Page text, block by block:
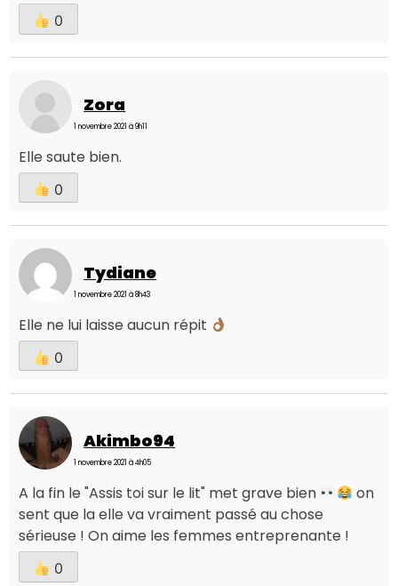
0
Zora
1 novembre 2021 à 9h11
Elle saute bien.
0
Tydiane
1 novembre 2021 à 8h43
Elle ne lui laisse aucun répit
0
Akimbo94
1 novembre 2021 à 4h05
A la fin le "Assis toi sur le lit" met grave bien
on
sent que la elle va vraiment passé au chose
sérieuse ! On aime les femmes entreprenante !
0